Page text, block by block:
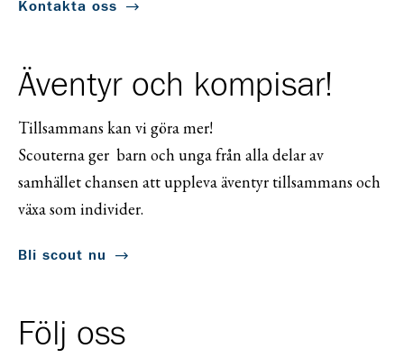
Kontakta oss
Äventyr och kompisar!
Tillsammans kan vi göra mer!
Scouterna ger barn och unga från alla delar av
samhället chansen att uppleva äventyr tillsammans och
växa som individer.
Bli scout nu
Följ oss